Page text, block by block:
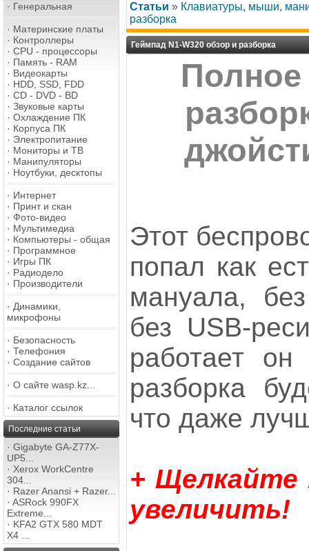
· Генеральная
· Материнские платы
· Контроллеры
· CPU - процессоры
· Память - RAM
· Видеокарты
· HDD, SSD, FDD
· CD - DVD - BD
· Звуковые карты
· Охлаждение ПК
· Корпуса ПК
· Электропитание
· Мониторы и ТВ
· Манипуляторы
· Ноутбуки, десктопы
· Интернет
· Принт и скан
· Фото-видео
· Мультимедиа
· Компьютеры - общая
· Программное
· Игры ПК
· Радиодело
· Производители
· Динамики,
микрофоны
· Безопасность
· Телефония
· Создание сайтов
· О сайте wasp.kz...
· Каталог ссылок
Последние статьи
· Gigabyte GA-Z77X-
UP5...
· Xerox WorkCentre
304...
· Razer Anansi + Razer...
· ASRock 990FX
Extreme...
· KFA2 GTX 580 MDT
X4 ...
Статьи » Клавиатуры, мыши,
разборка
Геймпад N1-W320 обзор и разборка
Полное
Этот
попал как
мануала,
без USB-
работает
разборка
что даже
+
увеличить!